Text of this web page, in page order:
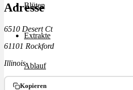
Blüten
Extrakte
Ablauf
Adresse
6510 Desert Ct
61101 Rockford
Illinois
Kopieren